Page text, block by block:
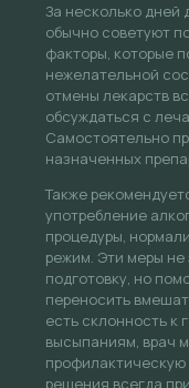
За несколько дней
обычно советуют
факторы, которые
нежелательной
отмены лекарств
обсуждаться с
Самостоятельно
назначенных
Также
употребление
процедуры,
режим. Эти меры
подготовку, но
переносить
есть склонность к
высыпаниям, врач
профилактическую
решения всегда